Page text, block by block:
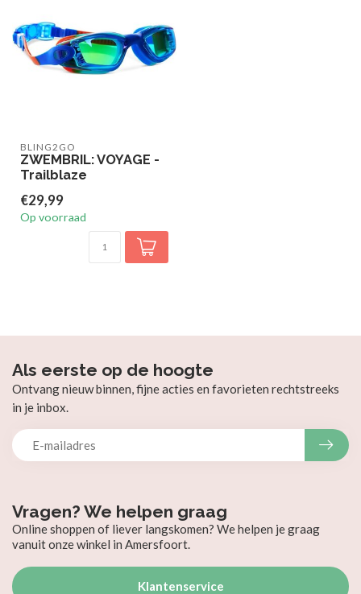
BLING2GO
ZWEMBRIL: VOYAGE -
Trailblaze
€29,99
Op voorraad
Vragen? We helpen graag
Online shoppen of liever langskomen? We helpen je graag
vanuit onze winkel in Amersfoort.
Klantenservice
Als eerste op de hoogte
Ontvang nieuw binnen, fijne acties en favorieten rechtstreeks
in je inbox.